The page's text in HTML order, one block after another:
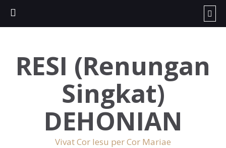
RESI (Renungan
Singkat)
DEHONIAN
Vivat Cor Iesu per Cor Mariae